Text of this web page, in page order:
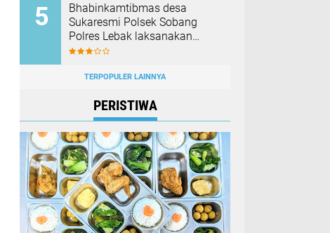
Bhabinkamtibmas desa
Sukaresmi Polsek Sobang
Polres Lebak laksanakan
Sambang di Desa binaanya
TERPOPULER LAINNYA
PERISTIWA